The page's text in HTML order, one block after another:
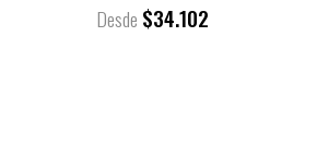
Desde $34.102